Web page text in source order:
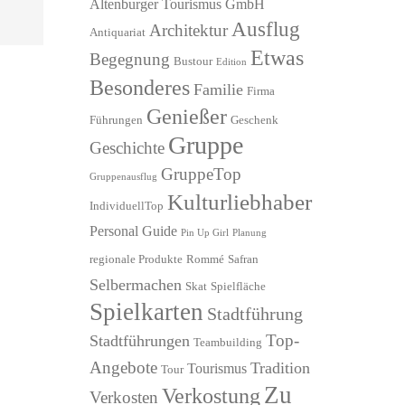
Altenburger Tourismus GmbH
Antiquariat Architektur Ausflug
Begegnung Bustour Edition Etwas
Besonderes Familie Firma
Führungen Genießer Geschenk
Geschichte Gruppe
Gruppenausflug GruppeTop
IndividuellTop Kulturliebhaber
Personal Guide Pin Up Girl Planung
regionale Produkte Rommé Safran
Selbermachen Skat Spielfläche
Spielkarten Stadtführung
Stadtführungen Teambuilding Top-
Angebote Tour Tourismus Tradition
Verkosten Verkostung Zu